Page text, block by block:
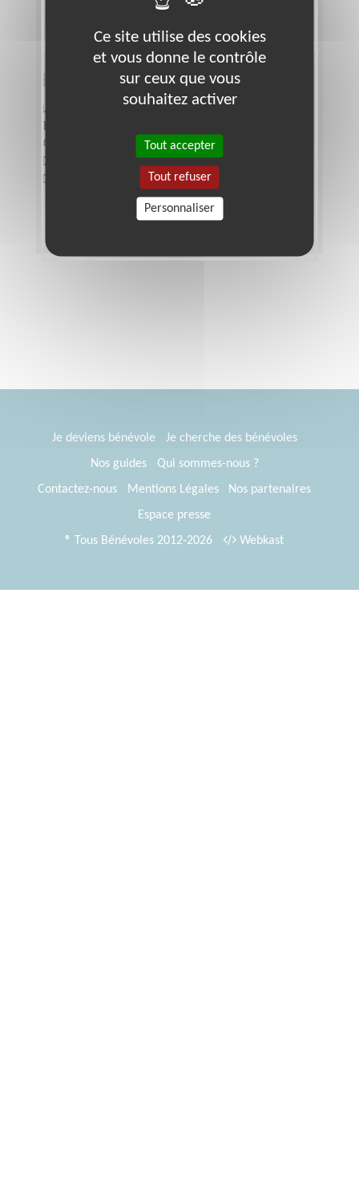
Bricoleur
Lieu :
Association :
Habitat et Humanisme - Gard
Date :
Tout le temps
Disponibilité demandée :3 jours par mois
Je deviens bénévole
Je cherche des bénévoles
Nos guides
Qui sommes-nous ?
Contactez-nous
Mentions Légales
Nos partenaires
Espace presse
® Tous Bénévoles 2012-2026
Webkast
Ce site utilise des cookies
et vous donne le contrôle
sur ceux que vous
souhaitez activer
Tout accepter
Tout refuser
Personnaliser